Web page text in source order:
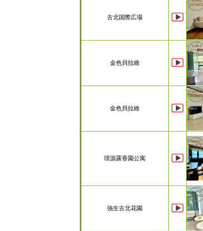
古北国際広場
金色貝拉維
金色貝拉維
璟源露香園公寓
強生古北花園